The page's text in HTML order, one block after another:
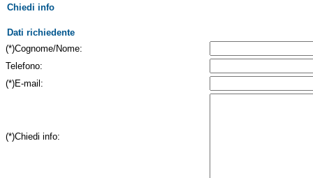
Chiedi info
Dati richiedente
(*)Cognome/Nome:
Telefono:
(*)E-mail:
(*)Chiedi info: